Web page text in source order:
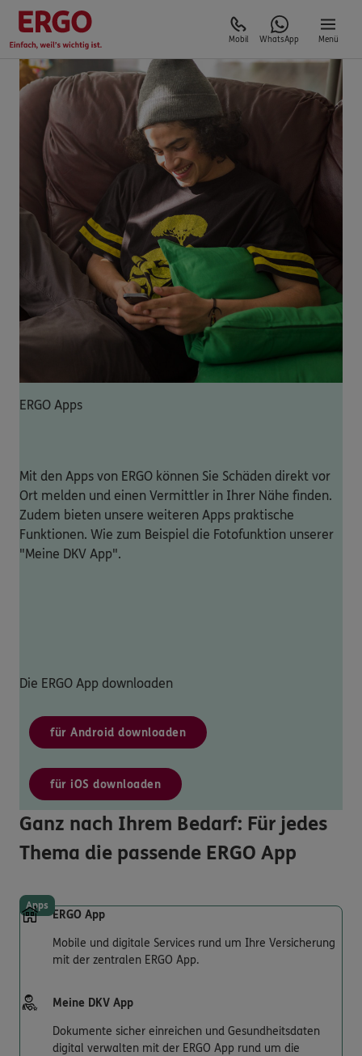
Mobil WhatsApp Menü
ERGO Apps
Mit den Apps von ERGO können Sie Schäden direkt vor
Ort melden und einen Vermittler in Ihrer Nähe finden.
Zudem bieten unsere weiteren Apps praktische
Funktionen. Wie zum Beispiel die Fotofunktion unserer
"Meine DKV App".
Die ERGO App downloaden
für Android downloaden
für iOS downloaden
Ganz nach Ihrem Bedarf: Für jedes
Thema die passende ERGO App
Apps
ERGO App
Mobile und digitale Services rund um Ihre Versicherung
mit der zentralen ERGO App.
Meine DKV App
Dokumente sicher einreichen und Gesundheitsdaten
digital verwalten mit der ERGO App rund um die